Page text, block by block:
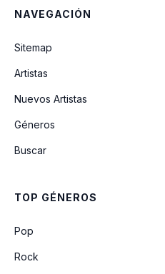
NAVEGACIÓN
Sitemap
Artistas
Nuevos Artistas
Géneros
Buscar
TOP GÉNEROS
Pop
Rock